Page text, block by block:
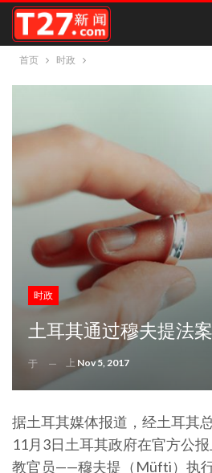
首页 时政
时政
土耳其通过穆夫提法案
于 上 Nov 5, 2017
据土耳其媒体报道，经土耳其
11月3日土耳其政府在官方公
教官员——穆夫提（Müfti）执